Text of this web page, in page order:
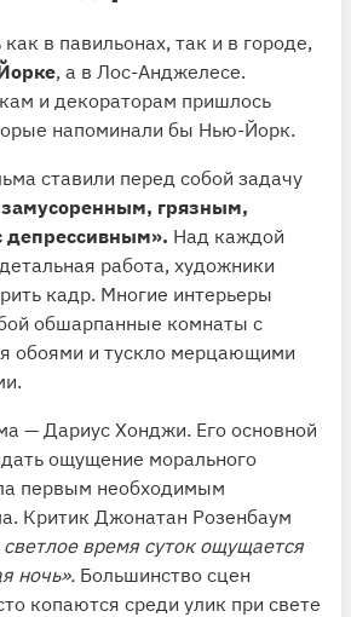
в павильонах, так и в городе,
, а в Лос-Анджелесе.
и декораторам пришлось
напоминали бы Нью-Йорк.
ставили перед собой задачу
грязным,
депрессивным». Над каждой
работа, художники
кадр. Многие интерьеры
обшарпанные комнаты с
обоями и тускло мерцающими
— Дариус Хонджи. Его основной
ощущение морального
первым необходимым
Критик Джонатан Розенбаум
время суток ощущается
ночь». Большинство сцен
копаются среди улик при свете